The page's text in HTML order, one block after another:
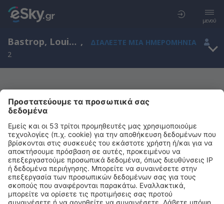
μενού
Bastrop, Louisiana, Ηνωμένες Πολιτείες Αμερικής ,
ΔΙΑΛΈΞΤΕ ΜΙΑ ΗΜΕΡΟΜΗΝΊΑ
2
Μας συγχωρείτε, δεν υπάρχουν
αποτελέσματα για την αναζήτησή σας
Προσπαθήστε να κάνετε αναζήτηση με διαφορετικά κριτήρια